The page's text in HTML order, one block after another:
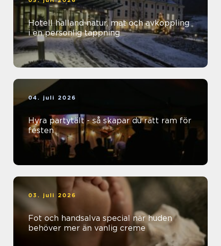
Hotell halland natur, mat och avkoppling
i en personlig tappning
04. juli 2026
Hyra partytält - så skapar du rätt ram för
festen
03. juli 2026
Fot och handsalva special när huden
behöver mer än vanlig creme